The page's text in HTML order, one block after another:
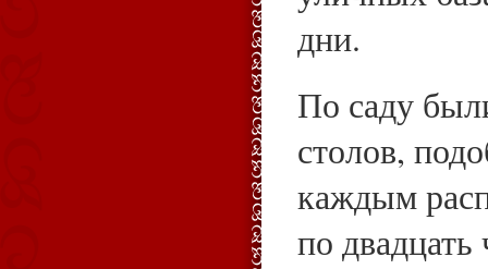
дни.
По саду
столов,
каждым
по